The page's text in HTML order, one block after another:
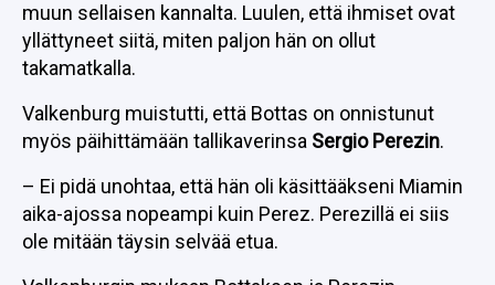
muun sellaisen kannalta. Luulen, että ihmiset ovat
yllättyneet siitä, miten paljon hän on ollut
takamatkalla.
Valkenburg muistutti, että Bottas on onnistunut
myös päihittämään tallikaverinsa Sergio Perezin.
– Ei pidä unohtaa, että hän oli käsittääkseni Miamin
aika-ajossa nopeampi kuin Perez. Perezillä ei siis
ole mitään täysin selvää etua.